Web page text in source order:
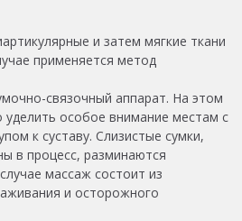
и затем мягкие ткани
применяется метод
связочный аппарат. На этом
уделить особое внимание местам с
к суставу. Слизистые сумки,
в процесс, разминаются
массаж состоит из
и осторожного